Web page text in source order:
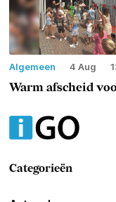
Algemeen 4 Aug
Warm afscheid
Categorieën